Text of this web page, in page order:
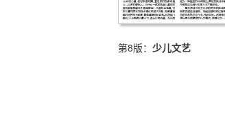
第8版： 少儿文艺